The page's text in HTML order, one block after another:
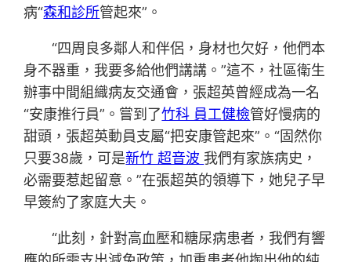
病“森和診所管起來”。
“四周良多鄰人和伴侶，身材也欠好，他們本
身不器重，我要多給他們講講。”這不，社區衛生
辦事中間組織病友交通會，張超英曾經成為一名
“安康推行員”。嘗到了竹科 員工健檢管好慢病的
甜頭，張超英動員支屬“把安康管起來”。“固然你
只要38歲，可是新竹 超音波 我們有家族病史，
必需要惹起留意。”在張超英的領導下，她兒子早
早簽約了家庭大夫。
“此刻，針對高血壓和糖尿病患者，我們有響